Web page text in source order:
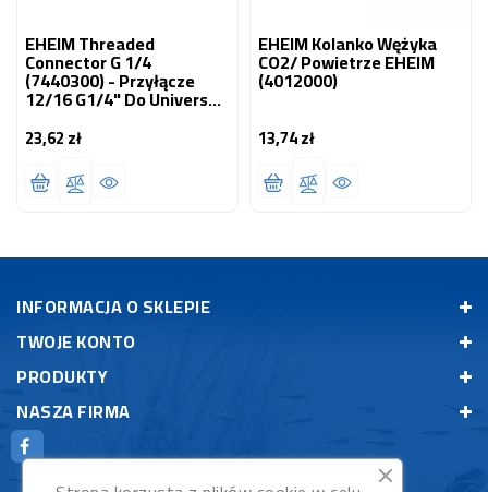
EHEIM Threaded
Connector G 1/4
(7440300) - Przyłącze
12/16 G1/4" Do Universal
600 (1048)
23,62 złCena
EHEIM Kolanko Wężyka
CO2/ Powietrze EHEIM
(4012000)
13,74 złCena
INFORMACJA O SKLEPIE
TWOJE KONTO
PRODUKTY
NASZA FIRMA